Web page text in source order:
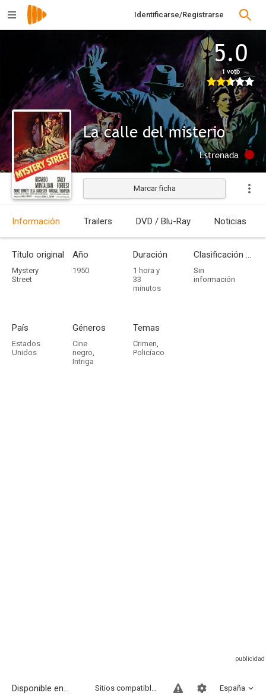
Identificarse/Registrarse
5.0
1 voto
La calle del misterio
Estrenada
Marcar ficha
Información Trailers DVD / Blu-Ray Noticias
Título original
Mystery
Street
Año
1950
Duración
1 hora y
33
minutos
Clasificación por edades
Sin
información
País
Estados
Unidos
Géneros
Cine
negro,
Intriga
Temas
Crimen,
Policíaco
Disponible en... España
Sitios compatibles